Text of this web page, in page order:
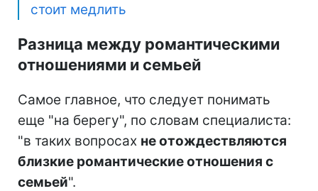
стоит медлить
Разница между романтическими
отношениями и семьей
Самое главное, что следует понимать
еще "на берегу", по словам специалиста:
"в таких вопросах не отождествляются
близкие романтические отношения с
семьей".